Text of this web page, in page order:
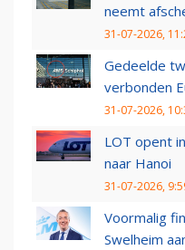
neemt
31-07-2026,
Gedeelde
verbonden
31-07-2026,
LOT opent
naar Hanoi
31-07-2026,
Voormalig
Swelheim